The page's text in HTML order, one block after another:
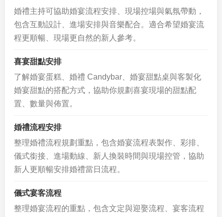
婚禮主持可協助婚宴流程安排、現場控場與氣氛帶動，
包含互動設計、進場安排與音樂配合。適合希望婚宴流
程更順暢、現場更自然的新人參考。
喜宴甜點安排
了解婚宴蛋糕、婚禮 Candybar、婚宴甜點桌與客製化
婚宴甜點的搭配方式，協助你規劃喜宴現場的甜點配
置、數量與佈置。
婚禮流程安排
整理婚禮流程規劃重點，包含婚宴流程表製作、彩排、
儀式銜接、進場動線、新人換裝時間與現場控管，協助
新人更順暢安排婚禮當日流程。
儀式宴客流程
整理婚宴流程的重點，包含文定與迎娶流程、宴客流程